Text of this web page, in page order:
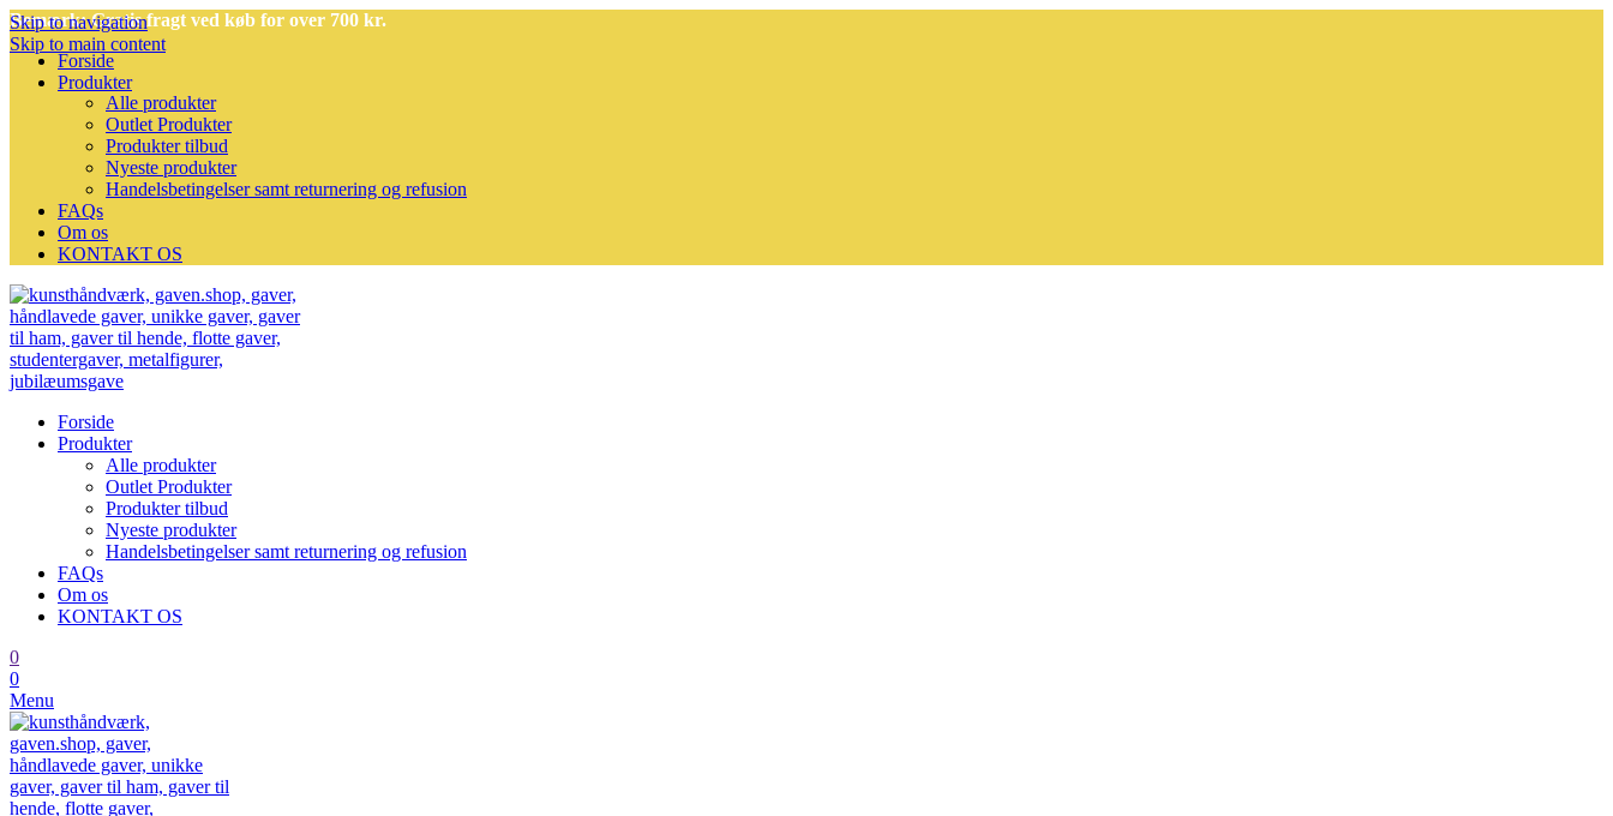
Skip to navigation
Skip to main content
Bemærk: Gratis fragt ved køb for over 700 kr.
Forside
Produkter
Alle produkter
Outlet Produkter
Produkter tilbud
Nyeste produkter
Handelsbetingelser samt returnering og refusion
FAQs
Om os
KONTAKT OS
Forside
Produkter
Alle produkter
Outlet Produkter
Produkter tilbud
Nyeste produkter
Handelsbetingelser samt returnering og refusion
FAQs
Om os
KONTAKT OS
0
0
Menu